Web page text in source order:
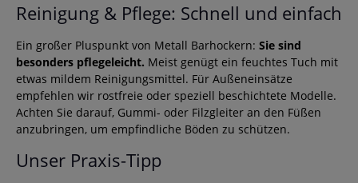
Reinigung & Pflege: Schnell und einfach
Ein großer Pluspunkt von Metall Barhockern: Sie sind
besonders pflegeleicht. Meist genügt ein feuchtes Tuch mit
etwas mildem Reinigungsmittel. Für Außeneinsätze
empfehlen wir rostfreie oder speziell beschichtete Modelle.
Achten Sie darauf, Gummi- oder Filzgleiter an den Füßen
anzubringen, um empfindliche Böden zu schützen.
Unser Praxis-Tipp